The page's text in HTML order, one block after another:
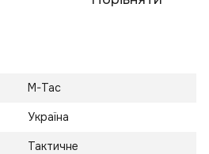
M-Tac
Україна
Тактичне